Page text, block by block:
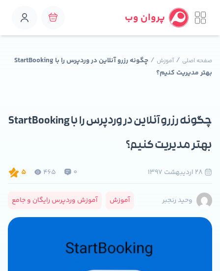
پروان وب
صفحه اصلی /آموزش /
چگونه رزرو آنلاین در وردپرس را با StartBooking
بهتر مدیریت کنیم؟
0
465
5
چگونه رزرو آنلاین در وردپرس را با StartBooking
بهتر مدیریت کنیم؟
وحید رنجبر آموزش آموزش وردپرس رایگان و جامع